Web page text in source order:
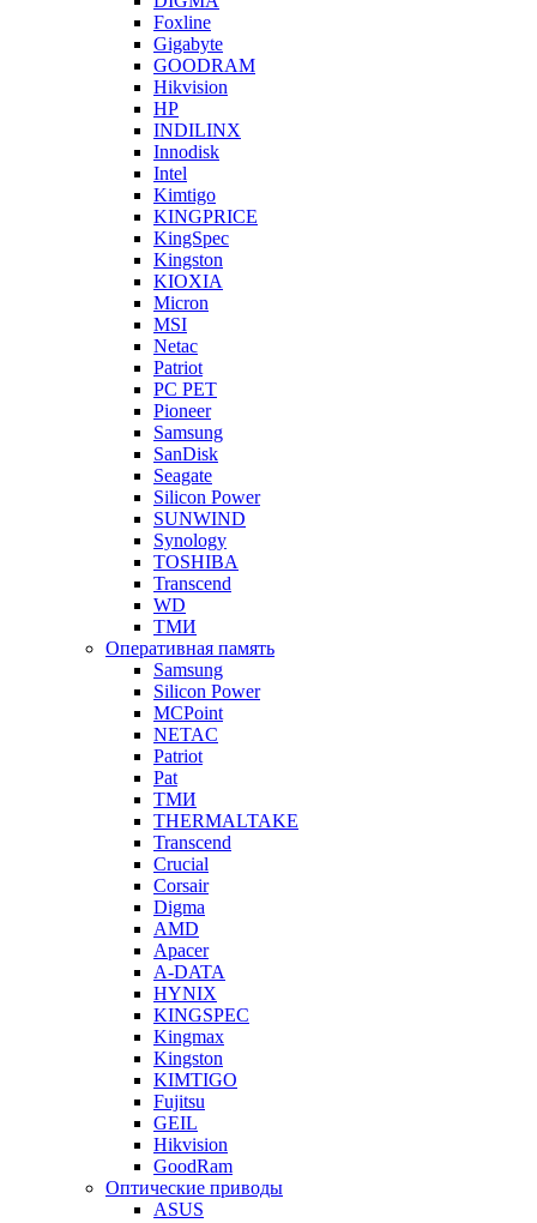
Foxline
Gigabyte
GOODRAM
Hikvision
HP
INDILINX
Innodisk
Intel
Kimtigo
KINGPRICE
KingSpec
Kingston
KIOXIA
Micron
MSI
Netac
Patriot
PC PET
Pioneer
Samsung
SanDisk
Seagate
Silicon Power
SUNWIND
Synology
TOSHIBA
Transcend
WD
ТМИ
Оперативная память
Samsung
Silicon Power
MCPoint
NETAC
Patriot
Pat
ТМИ
THERMALTAKE
Transcend
Crucial
Corsair
Digma
AMD
Apacer
A-DATA
HYNIX
KINGSPEC
Kingmax
Kingston
KIMTIGO
Fujitsu
GEIL
Hikvision
GoodRam
Оптические приводы
ASUS